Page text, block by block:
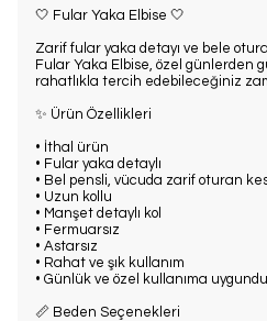
🤍 Fular Yaka Elbise 🤍
Zarif fular yaka detayı ve bele
Fular Yaka Elbise, özel günlerden
rahatlıkla tercih edebileceğiniz
✨ Ürün Özellikleri
• İthal ürün
• Fular yaka detaylı
• Bel pensli, vücuda zarif oturan
• Uzun kollu
• Manşet detaylı kol
• Fermuarsız
• Astarsız
• Rahat ve şık kullanım
• Günlük ve özel kullanıma
📏 Beden Seçenekleri